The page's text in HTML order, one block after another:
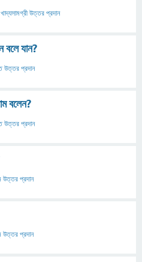
উত্তর প্রদান
বলে যান?
উত্তর প্রদান
বলেন?
উত্তর প্রদান
উত্তর প্রদান
উত্তর প্রদান